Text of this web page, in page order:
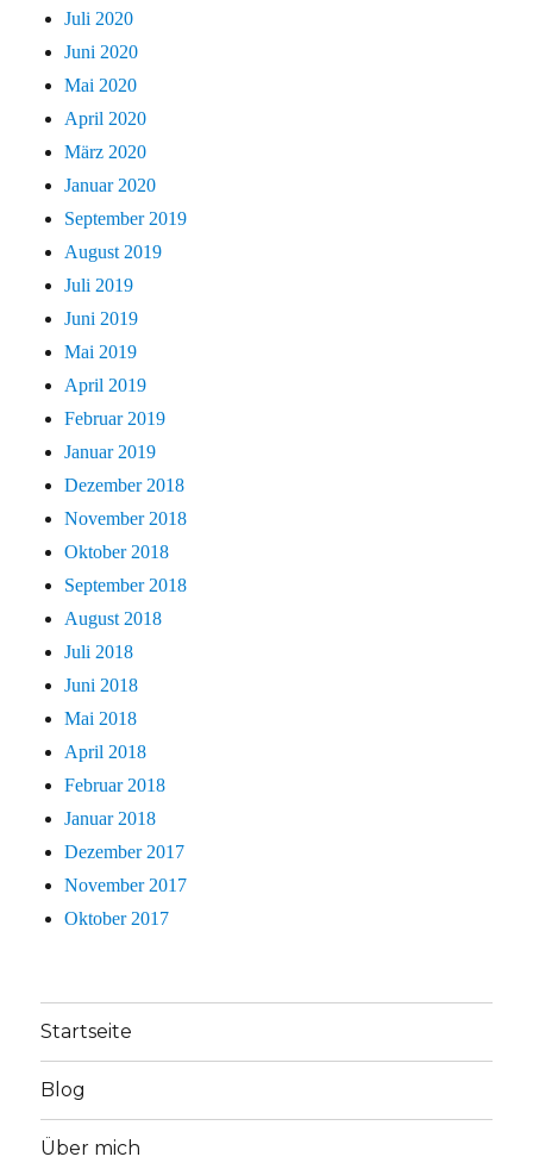
Juli 2020
Juni 2020
Mai 2020
April 2020
März 2020
Januar 2020
September 2019
August 2019
Juli 2019
Juni 2019
Mai 2019
April 2019
Februar 2019
Januar 2019
Dezember 2018
November 2018
Oktober 2018
September 2018
August 2018
Juli 2018
Juni 2018
Mai 2018
April 2018
Februar 2018
Januar 2018
Dezember 2017
November 2017
Oktober 2017
Startseite
Blog
Über mich